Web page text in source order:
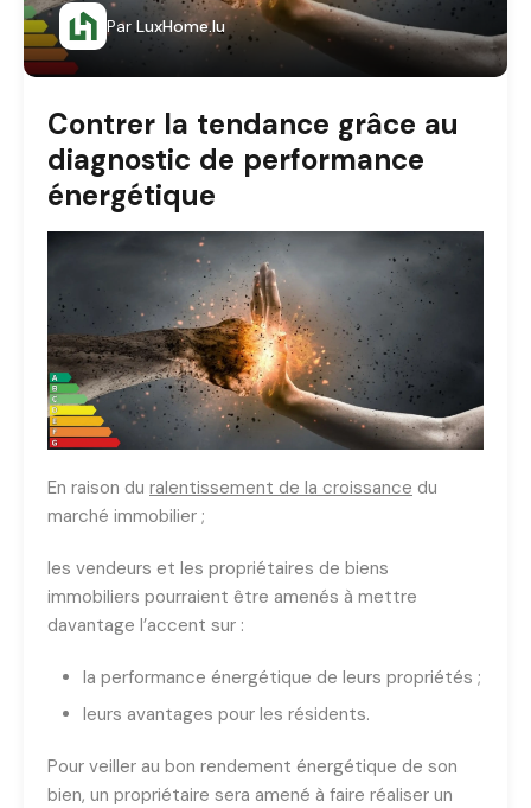
Par LuxHome.lu
Contrer la tendance grâce au
diagnostic de performance
énergétique
En raison du ralentissement de la croissance du
marché immobilier ;
les vendeurs et les propriétaires de biens
immobiliers pourraient être amenés à mettre
davantage l’accent sur :
la performance énergétique de leurs propriétés ;
leurs avantages pour les résidents.
Pour veiller au bon rendement énergétique de son
bien, un propriétaire sera amené à faire réaliser un